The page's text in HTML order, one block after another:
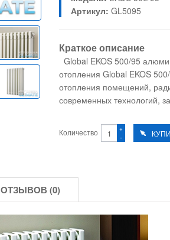
Артикул: GL5095
Краткое описание
Global EKOS 500/95
отопления Global EKOS
отопления помещений,
современных технологий,
Количество -
+
ОТЗЫВОВ (0)